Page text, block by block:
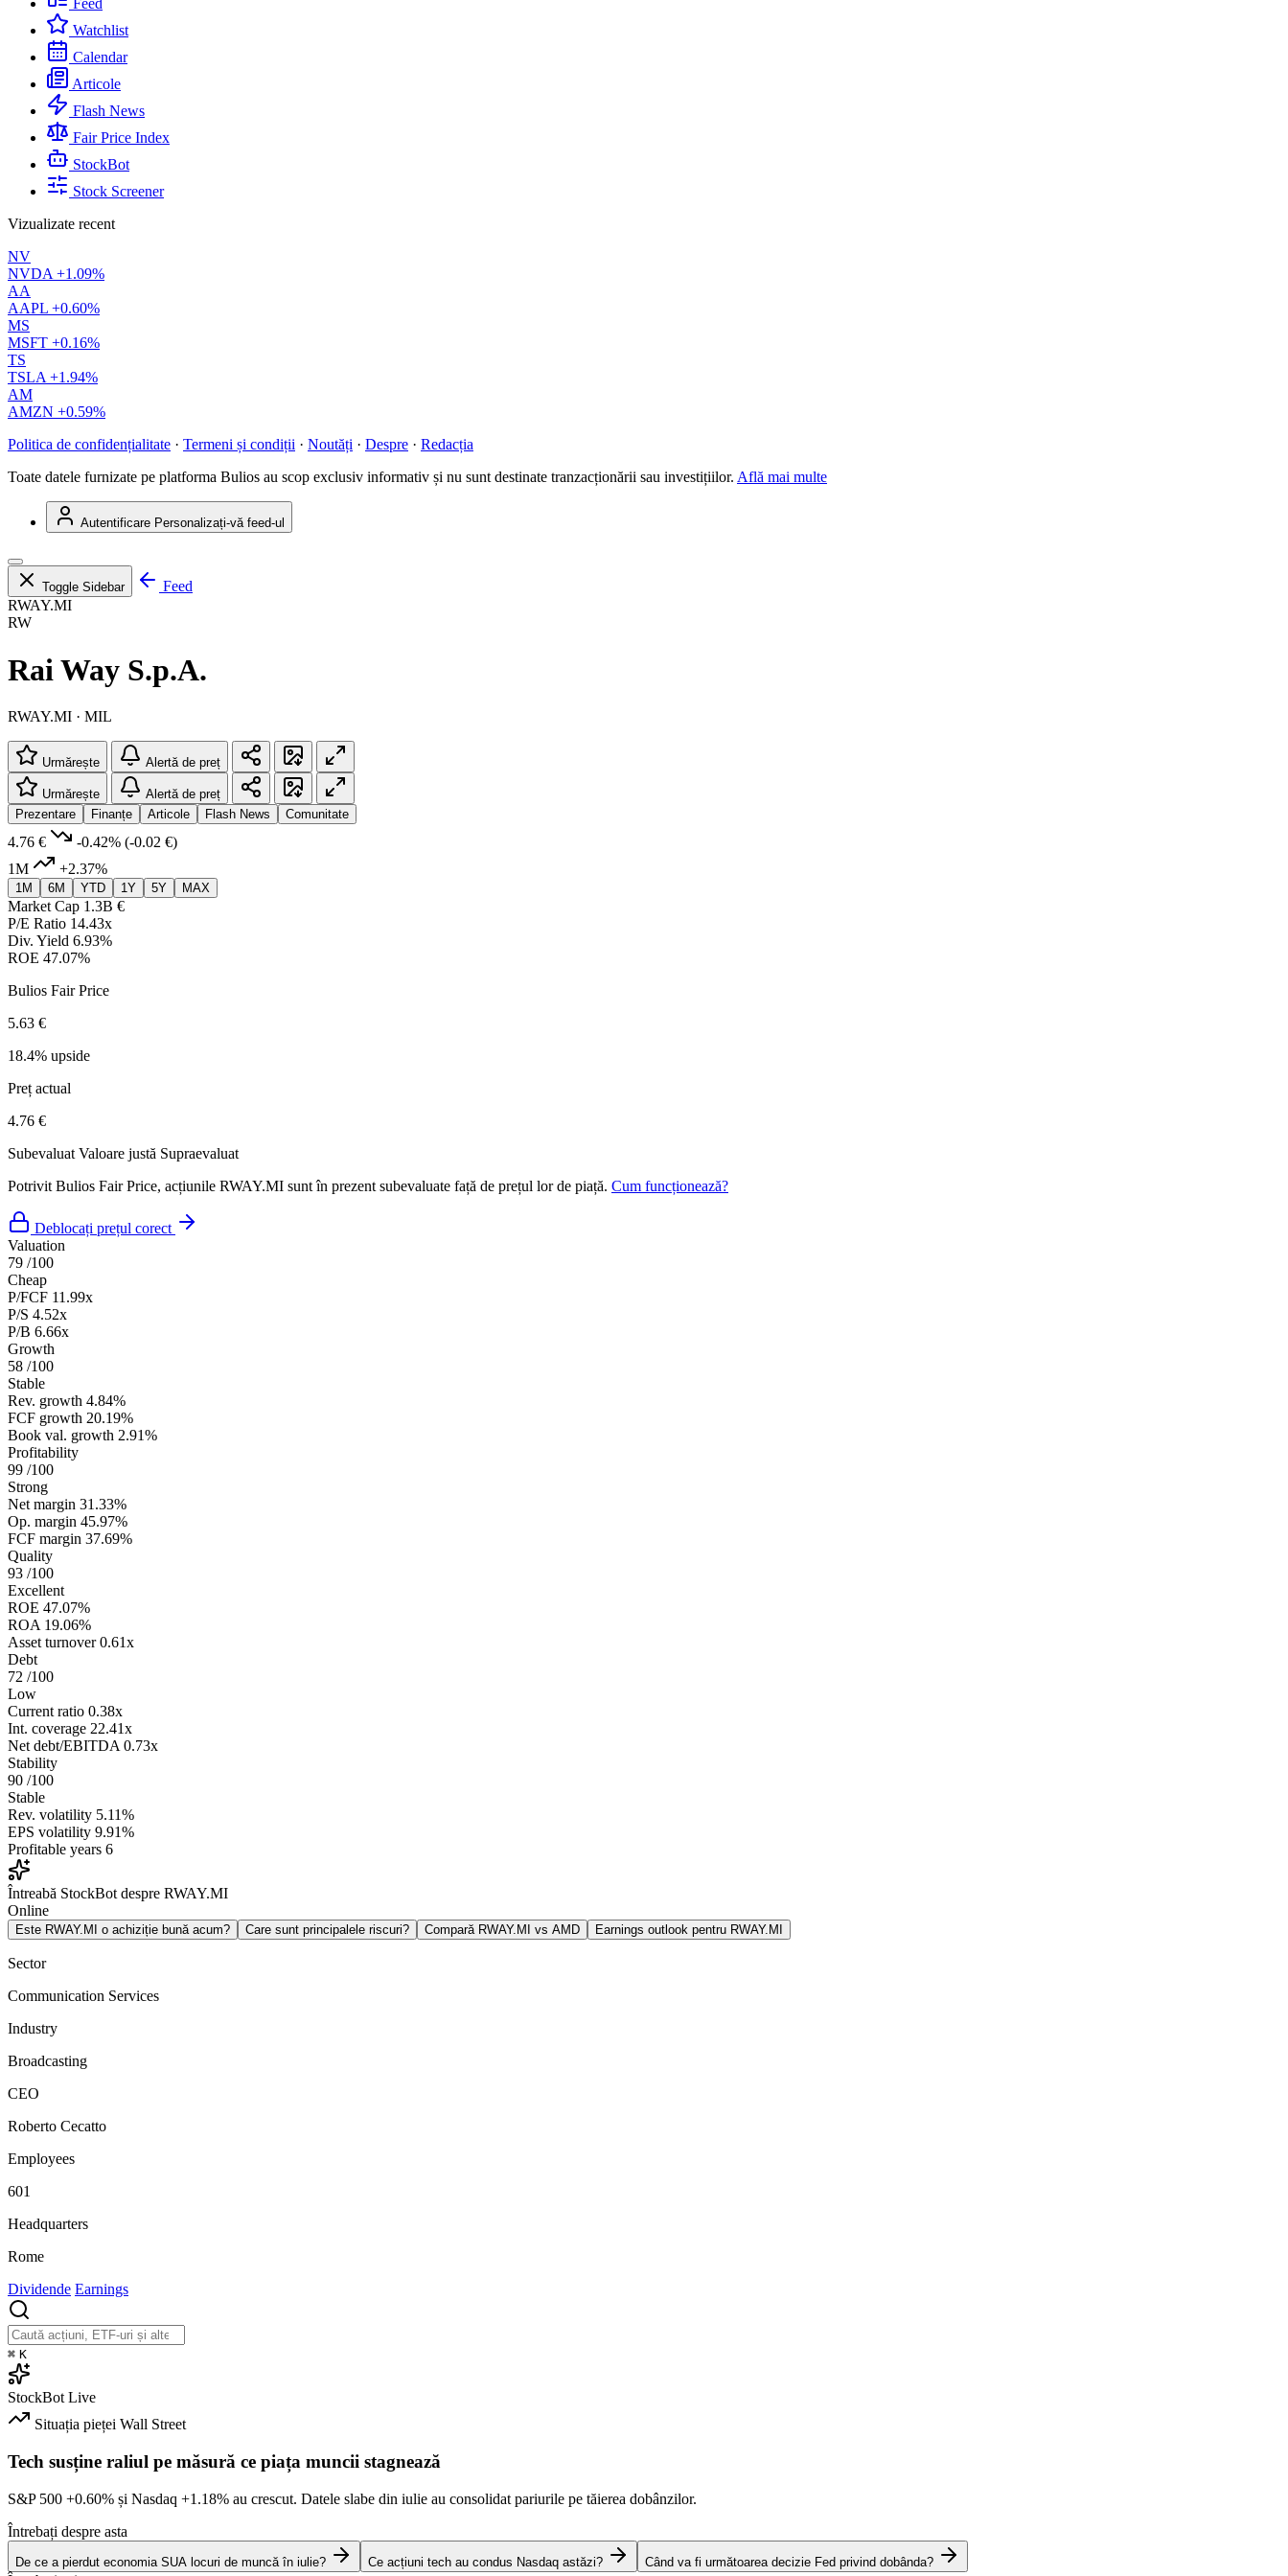
Feed
Watchlist
Calendar
Articole
Flash News
Fair Price Index
StockBot
Stock Screener
Vizualizate recent
NV
NVDA +1.09%
AA
AAPL +0.60%
MS
MSFT +0.16%
TS
TSLA +1.94%
AM
AMZN +0.59%
Politica de confidențialitate · Termeni și condiții · Noutăți · Despre · Redacția
Toate datele furnizate pe platforma Bulios au scop exclusiv informativ și nu sunt destinate tranzacționării sau investițiilor. Află mai multe
Autentificare Personalizați-vă feed-ul
Toggle Sidebar
Feed
RWAY.MI
RW
Rai Way S.p.A.
RWAY.MI · MIL
Urmărește Alertă de preț
Urmărește
Alertă de preț
Prezentare
Finanțe Articole Flash News Comunitate
4.76 € -0.42% (-0.02 €)
1M
+2.37%
1M 6M YTD 1Y 5Y MAX
Market Cap 1.3B €
P/E Ratio 14.43x
Div. Yield 6.93%
ROE 47.07%
Bulios Fair Price
5.63 €
18.4% upside
Preț actual
4.76 €
Subevaluat Valoare justă Supraevaluat
Potrivit Bulios Fair Price, acțiunile RWAY.MI sunt în prezent subevaluate față de prețul lor de piață. Cum funcționează?
Deblocați prețul corect
Valuation
79 /100
Cheap
P/FCF 11.99x
P/S 4.52x
P/B 6.66x
Growth
58 /100
Stable
Rev. growth 4.84%
FCF growth 20.19%
Book val. growth 2.91%
Profitability
99 /100
Strong
Net margin 31.33%
Op. margin 45.97%
FCF margin 37.69%
Quality
93 /100
Excellent
ROE 47.07%
ROA 19.06%
Asset turnover 0.61x
Debt
72 /100
Low
Current ratio 0.38x
Int. coverage 22.41x
Net debt/EBITDA 0.73x
Stability
90 /100
Stable
Rev. volatility 5.11%
EPS volatility 9.91%
Profitable years 6
Întreabă StockBot despre RWAY.MI
Online
Este RWAY.MI o achiziție bună acum? Care sunt principalele riscuri? Compară RWAY.MI vs AMD Earnings outlook pentru RWAY.MI
Sector
Communication Services
Industry
Broadcasting
CEO
Roberto Cecatto
Employees
601
Headquarters
Rome
Dividende Earnings
⌘ K
StockBot Live
Situația pieței Wall Street
Tech susține raliul pe măsură ce piața muncii stagnează
S&P 500 +0.60% și Nasdaq +1.18% au crescut. Datele slabe din iulie au consolidat pariurile pe tăierea dobânzilor.
Întrebați despre asta
De ce a pierdut economia SUA locuri de muncă în iulie? Ce acțiuni tech au condus Nasdaq astăzi? Când va fi următoarea decizie Fed privind dobânda?